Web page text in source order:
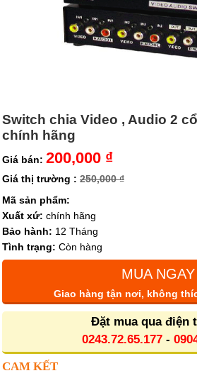
Switch chia Video , Audio 2
chính hãng
Giá bán: 200,000 ₫
Giá thị trường : 250,000 ₫
Mã sản phẩm:
Xuất xứ: chính hãng
Bảo hành: 12 Tháng
Tình trạng: Còn hàng
MUA NGAY
Giao hàng tận nơi, không
Đặt mua qua điện
0243.72.65.177-
CAM KẾT